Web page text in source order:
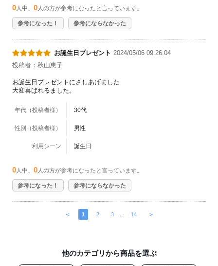
0 人中、 0 人の方が参考になったと言っています。
参考になった！ 参考にならなかった
お誕生日プレゼント 2024/05/06 09:26:04
投稿者：秋山恵子
お誕生日プレゼントにさしあげました
大変喜ばれるました。
年代（投稿者様） 30代
性別（投稿者様） 男性
利用シーン 誕生日
0 人中、 0 人の方が参考になったと言っています。
参考になった！ 参考にならなかった
＜ 1 2 3 14 ＞
他のカテゴリから商品を選ぶ